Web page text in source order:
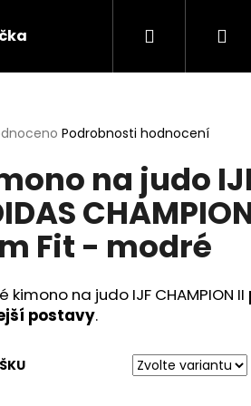
Hledat
Podrobnosti hodnocení
na judo
Fit - modré
kimono na judo IJF CHAMPION II
postavy.